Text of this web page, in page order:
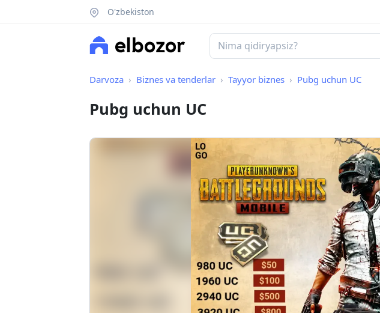
O'zbekiston
Darvoza Biznes va tenderlar Tayyor biznes Pubg uchun UC
Pubg uchun UC